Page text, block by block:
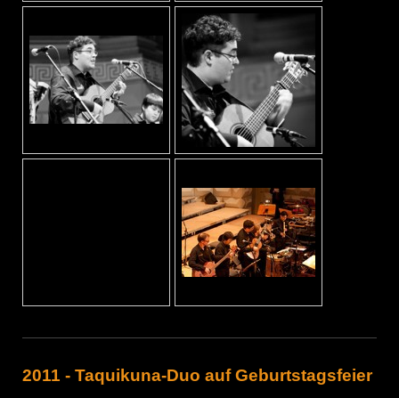
2011 - Taquikuna-Duo auf Geburtstagsfeier